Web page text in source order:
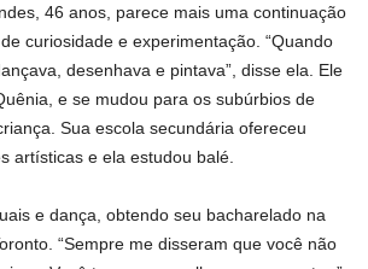
46 anos, parece mais uma continuação
curiosidade e experimentação. “Quando
desenhava e pintava”, disse ela. Ele
e se mudou para os subúrbios de
Sua escola secundária ofereceu
artísticas e ela estudou balé.
e dança, obtendo seu bacharelado na
“Sempre me disseram que você não